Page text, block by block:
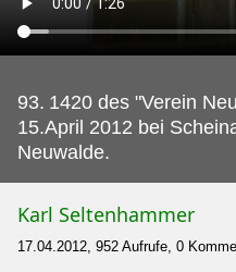
93. 1420 des "Verein
15.April 2012 bei
Neuwalde.
Karl Seltenhammer
17.04.2012, 952 Aufrufe, 0